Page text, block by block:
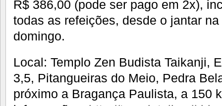
R$ 386,00 (pode ser pago em 2x),
todas as refeições, desde o jantar
domingo.
Local: Templo Zen Budista Taikanji,
3,5, Pitangueiras do Meio, Pedra
próximo a Bragança Paulista, a 150